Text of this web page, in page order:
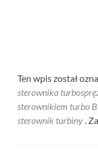
Ten wpis został
sterownika
sterownikiem turbo
sterownik turbiny.